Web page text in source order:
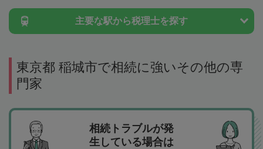
主要な駅から税理士を探す
東京都 稲城市で相続に強いその他の専
門家
相続トラブルが発
生している場合は